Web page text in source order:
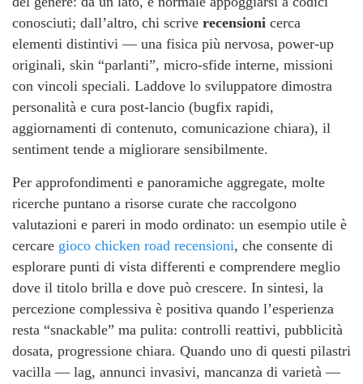
conosciuti; dall’altro, chi scrive recensioni cerca
elementi distintivi — una fisica più nervosa, power-up
originali, skin “parlanti”, micro-sfide interne, missioni
con vincoli speciali. Laddove lo sviluppatore dimostra
personalità e cura post-lancio (bugfix rapidi,
aggiornamenti di contenuto, comunicazione chiara), il
sentiment tende a migliorare sensibilmente.
Per approfondimenti e panoramiche aggregate, molte
ricerche puntano a risorse curate che raccolgono
valutazioni e pareri in modo ordinato: un esempio utile è
cercare gioco chicken road recensioni, che consente di
esplorare punti di vista differenti e comprendere meglio
dove il titolo brilla e dove può crescere. In sintesi, la
percezione complessiva è positiva quando l’esperienza
resta “snackable” ma pulita: controlli reattivi, pubblicità
dosata, progressione chiara. Quando uno di questi pilastri
vacilla — lag, annunci invasivi, mancanza di varietà —